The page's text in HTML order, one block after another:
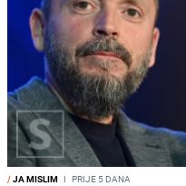
/JA MISLIM I PRIJE 5 DANA